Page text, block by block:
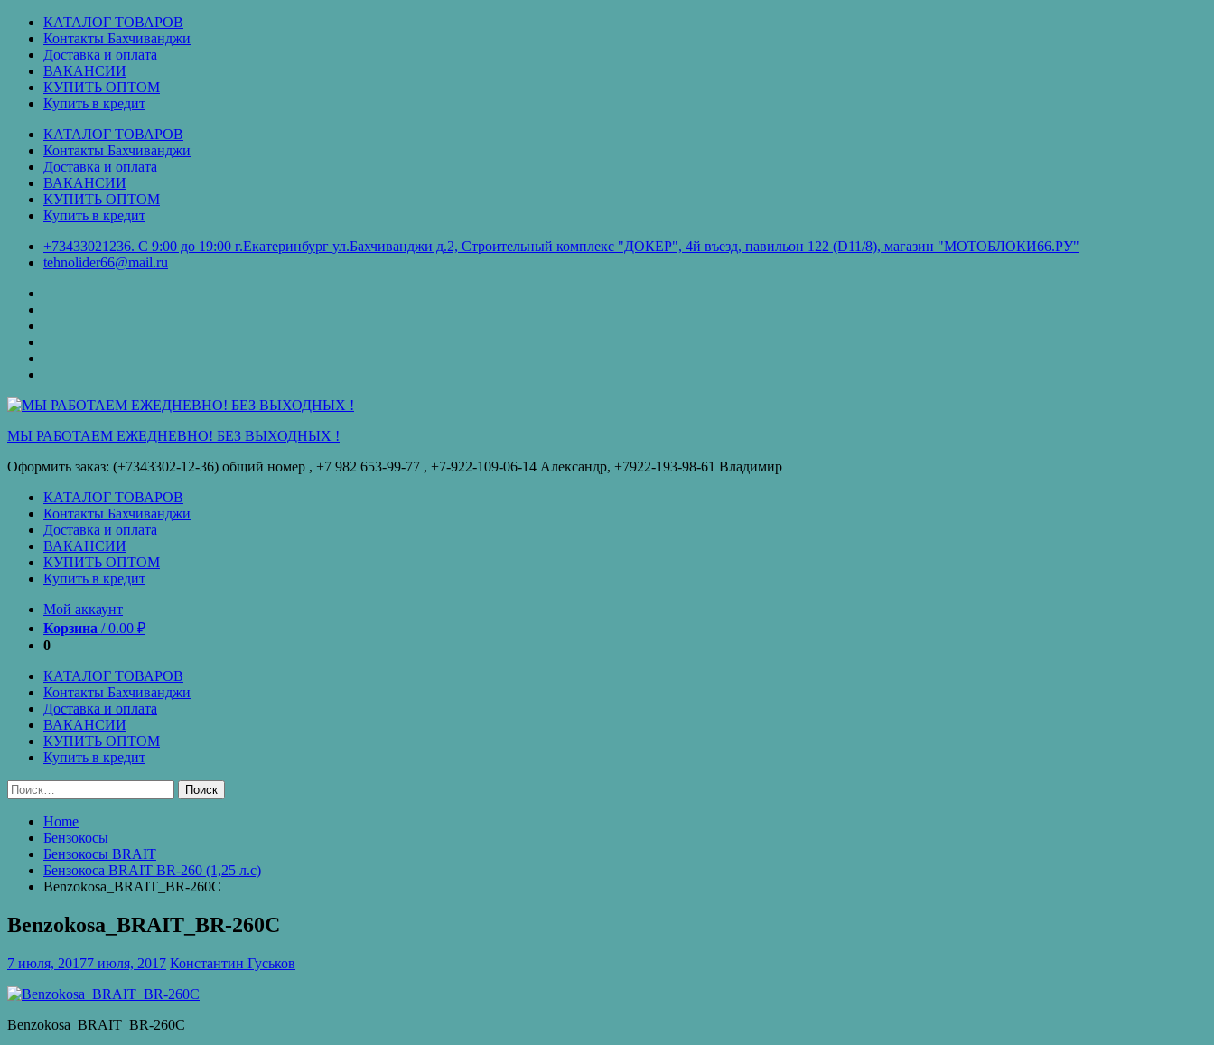
Перейти
содержимому
КАТАЛОГ ТОВАРОВ
Контакты Бахчиванджи
Доставка и оплата
ВАКАНСИИ
КУПИТЬ ОПТОМ
Купить в кредит
КАТАЛОГ ТОВАРОВ
Контакты Бахчиванджи
Доставка и оплата
ВАКАНСИИ
КУПИТЬ ОПТОМ
Купить в кредит
+73433021236. С 9:00 до 19:00 г.Екатеринбург ул.Бахчиванджи д.2, Строительный комплекс "ДОКЕР", 4й въезд, павильон 122 (D11/8), магазин "МОТОБЛОКИ66.РУ"
tehnolider66@mail.ru
кредит
МЫ РАБОТАЕМ ЕЖЕДНЕВНО! БЕЗ ВЫХОДНЫХ !
Оформить заказ: (+7343302-12-36) общий номер , ‪+7 982 653-99-77‬ , +7-922-109-06-14 Александр, +7922-193-98-61 Владимир
КАТАЛОГ ТОВАРОВ
Контакты Бахчиванджи
Доставка и оплата
ВАКАНСИИ
КУПИТЬ ОПТОМ
Купить в кредит
Мой аккаунт
Корзина /0.00 ₽
0
КАТАЛОГ ТОВАРОВ
Контакты Бахчиванджи
Доставка и оплата
ВАКАНСИИ
КУПИТЬ ОПТОМ
Купить в кредит
Найти:
Home
Бензокосы
Бензокосы BRAIT
Бензокоса BRAIT BR-260 (1,25 л.с)
Benzokosa_BRAIT_BR-260C
Benzokosa_BRAIT_BR-260C
7 июля, 20177 июля, 2017 Константин Гуськов
Benzokosa_BRAIT_BR-260C